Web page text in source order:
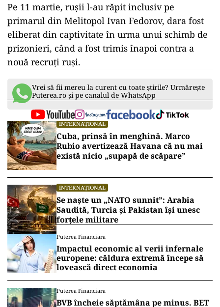
Pe 11 martie, rușii l-au răpit inclusiv pe
primarul din Melitopol Ivan Fedorov, dara fost
eliberat din captivitate în urma unui schimb de
prizonieri, când a fost trimis înapoi contra a
nouă recruți ruși.
Vrei să fii mereu la curent cu toate știrile? Urmărește
Puterea.ro și pe canalul de WhatsApp
INTERNAȚIONAL
Cuba, prinsă în menghină. Marco
Rubio avertizează Havana că nu mai
există nicio „supapă de scăpare”
INTERNAȚIONAL
Se naște un „NATO sunnit”: Arabia
Saudită, Turcia și Pakistan își unesc
forțele militare
Puterea Financiara
Impactul economic al verii infernale
europene: căldura extremă începe să
lovească direct economia
Puterea Financiara
BVB încheie săptămâna pe minus. BET